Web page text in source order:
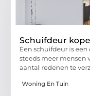
Schuifdeur
Een schuifdeur is
steeds meer mensen
aantal redenen te
Woning En Tuin